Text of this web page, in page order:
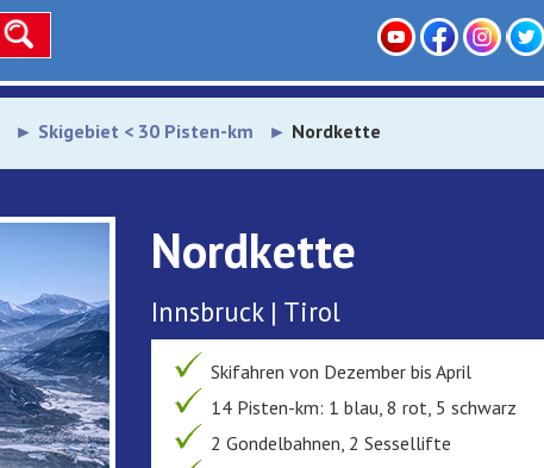
Skigebiet < 30 Pisten-km Nordkette
Nordkette
Innsbruck | Tirol
Skifahren von Dezember bis April
14 Pisten-km: 1 blau, 8 rot, 5 schwarz
2 Gondelbahnen, 2 Sessellifte